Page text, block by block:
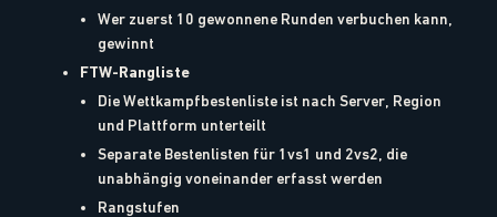
Wer zuerst 10 gewonnene Runden verbuchen kann,
gewinnt
FTW-Rangliste
Die Wettkampfbestenliste ist nach Server, Region
und Plattform unterteilt
Separate Bestenlisten für 1vs1 und 2vs2, die
unabhängig voneinander erfasst werden
Rangstufen